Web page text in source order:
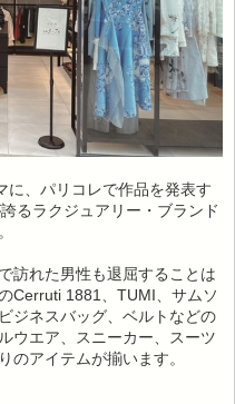
に、パリコレで作品を発表す
るラクジュアリー・ブランド
訪れた男性も退屈することは
Cerruti 1881、TUMI、サムソ
ジネスバッグ、ベルトなどの
ウエア、スニーカー、スーツ
のアイテムが揃います。